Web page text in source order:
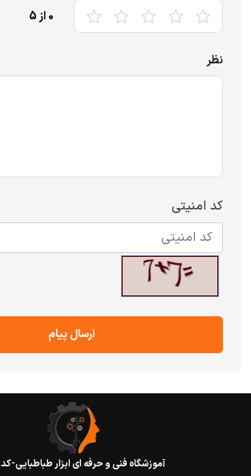
0از 5
نظر
کد امنیتی
ارسال پیام
آموزشگاه فنی و حرفه ای ابزار طباطبایی-کد 42395